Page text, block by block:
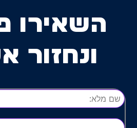
השאירו
ונחזור